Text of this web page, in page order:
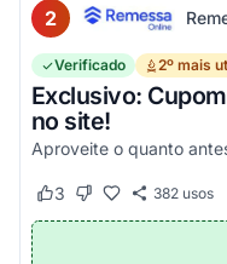
2
Verificado 2º mais
Exclusivo:
no site!
Este cupom funcionou
3 Este cupom não
382usos